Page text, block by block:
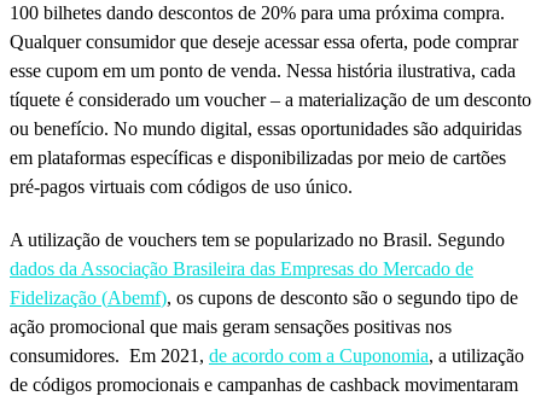
100 bilhetes dando descontos de 20% para uma próxima compra.
Qualquer consumidor que deseje acessar essa oferta, pode comprar
esse cupom em um ponto de venda. Nessa história ilustrativa, cada
tíquete é considerado um voucher – a materialização de um desconto
ou benefício. No mundo digital, essas oportunidades são adquiridas
em plataformas específicas e disponibilizadas por meio de cartões
pré-pagos virtuais com códigos de uso único.
A utilização de vouchers tem se popularizado no Brasil. Segundo
dados da Associação Brasileira das Empresas do Mercado de
Fidelização (Abemf), os cupons de desconto são o segundo tipo de
ação promocional que mais geram sensações positivas nos
consumidores. Em 2021, de acordo com a Cuponomia, a utilização
de códigos promocionais e campanhas de cashback movimentaram